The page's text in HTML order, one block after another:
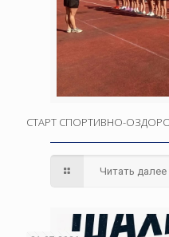
СТАРТ СПОРТИВНО-
Читать далее